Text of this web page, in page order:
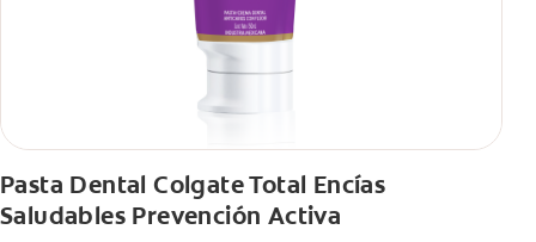
Pasta Dental Colgate Total Encías
Saludables Prevención Activa